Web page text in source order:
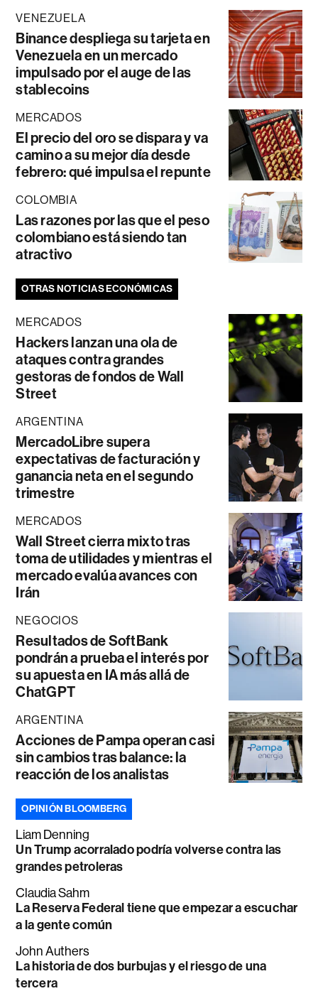
VENEZUELA
Binance despliega su tarjeta en
Venezuela en un mercado
impulsado por el auge de las
stablecoins
MERCADOS
El precio del oro se dispara y va
camino a su mejor día desde
febrero: qué impulsa el repunte
COLOMBIA
Las razones por las que el peso
colombiano está siendo tan
atractivo
OTRAS NOTICIAS ECONÓMICAS
MERCADOS
Hackers lanzan una ola de
ataques contra grandes
gestoras de fondos de Wall
Street
ARGENTINA
MercadoLibre supera
expectativas de facturación y
ganancia neta en el segundo
trimestre
MERCADOS
Wall Street cierra mixto tras
toma de utilidades y mientras el
mercado evalúa avances con
Irán
NEGOCIOS
Resultados de SoftBank
pondrán a prueba el interés por
su apuesta en IA más allá de
ChatGPT
ARGENTINA
Acciones de Pampa operan casi
sin cambios tras balance: la
reacción de los analistas
OPINIÓN BLOOMBERG
Liam Denning
Un Trump acorralado podría volverse contra las
grandes petroleras
Claudia Sahm
La Reserva Federal tiene que empezar a escuchar
a la gente común
John Authers
La historia de dos burbujas y el riesgo de una
tercera